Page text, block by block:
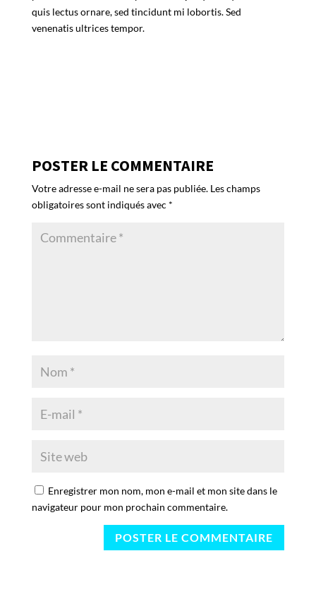
quis lectus ornare, sed tincidunt mi lobortis. Sed
venenatis ultrices tempor.
POSTER LE COMMENTAIRE
Votre adresse e-mail ne sera pas publiée. Les champs
obligatoires sont indiqués avec *
Enregistrer mon nom, mon e-mail et mon site dans le
navigateur pour mon prochain commentaire.